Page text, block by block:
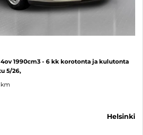
4ov 1990cm3 - 6 kk korotonta ja kulutonta
5/26,
km
helsinki